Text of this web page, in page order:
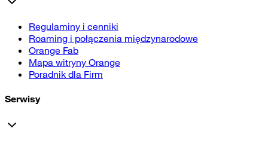
Regulaminy i cenniki
Roaming i połączenia międzynarodowe
Orange Fab
Mapa witryny Orange
Poradnik dla Firm
Serwisy